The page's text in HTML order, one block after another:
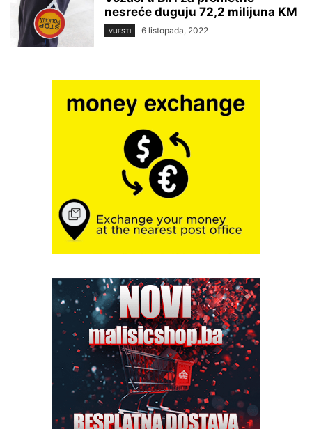
nesreće duguju 72,2 milijuna KM
VIJESTI 6 listopada, 2022